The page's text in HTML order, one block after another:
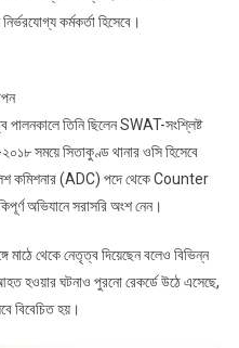
কর্মকর্তা হিসেবে।
পালনকালে তিনি ছিলেন SWAT-সংশ্লিষ্ট
সময়ে সিতাকুণ্ড থানার ওসি হিসেবে
কমিশনার (ADC) পদে থেকে Counter
অভিযানে সরাসরি অংশ নেন।
মাঠে থেকে নেতৃত্ব দিয়েছেন বলেও বিভিন্ন
হওয়ার ঘটনাও পুরনো রেকর্ডে উঠে এসেছে,
বিবেচিত হয়।